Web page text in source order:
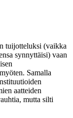
tuijotteluksi (vaikka
synnyttäisi) vaan
Samalla
aatteiden
mutta silti